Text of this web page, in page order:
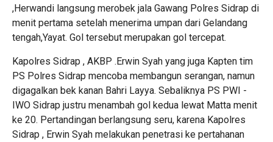
,Herwandi langsung merobek jala Gawang Polres Sidrap di
menit pertama setelah menerima umpan dari Gelandang
tengah,Yayat. Gol tersebut merupakan gol tercepat.
Kapolres Sidrap , AKBP .Erwin Syah yang juga Kapten tim
PS Polres Sidrap mencoba membangun serangan, namun
digagalkan bek kanan Bahri Layya. Sebaliknya PS PWI -
IWO Sidrap justru menambah gol kedua lewat Matta menit
ke 20. Pertandingan berlangsung seru, karena Kapolres
Sidrap , Erwin Syah melakukan penetrasi ke pertahanan